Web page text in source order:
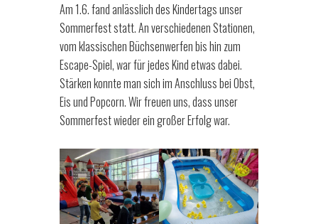
Am 1.6. fand anlässlich des Kindertags unser
Sommerfest statt. An verschiedenen Stationen,
vom klassischen Büchsenwerfen bis hin zum
Escape-Spiel, war für jedes Kind etwas dabei.
Stärken konnte man sich im Anschluss bei Obst,
Eis und Popcorn. Wir freuen uns, dass unser
Sommerfest wieder ein großer Erfolg war.